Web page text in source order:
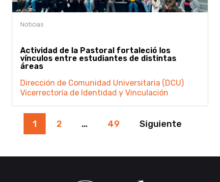
Actividad de la Pastoral fortaleció los
vínculos entre estudiantes de distintas
áreas
Dirección de Comunidad Universitaria (DCU)
Vicerrectoría de Identidad y Vinculación
Paginación
entradas
1 2 … 49 Siguiente